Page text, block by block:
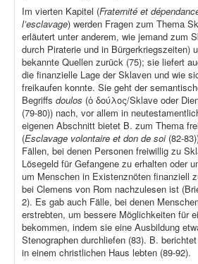
Im vierten Kapitel (Fraternité et
l’esclavage) werden Fragen zum Thema
erläutert unter anderem, wie jemand zum
durch Piraterie und in Bürgerkriegszeiten)
bekannte Quellen zurück (75); sie liefert
die finanzielle Lage der Sklaven und wie
freikaufen konnte. Sie geht der
Begriffs doulos (ὁ δούλος/Sklave oder
(79-80)) nach, vor allem in
eigenen Abschnitt bietet B. zum Thema
(Esclavage volontaire et don de soi(82-
Fällen, bei denen Personen freiwillig zu
Lösegeld für Gefangene zu erhalten oder
um Menschen in Existenznöten finanziell
bei Clemens von Rom nachzulesen ist
2). Es gab auch Fälle, bei denen
erstrebten, um bessere Möglichkeiten für
bekommen, indem sie eine Ausbildung
Stenographen durchliefen (83). B.
in einem christlichen Haus lebten (89-92).